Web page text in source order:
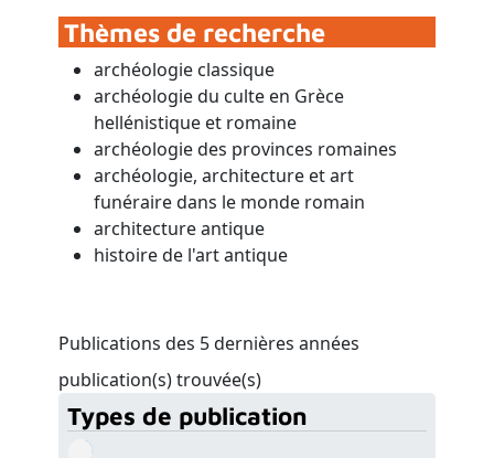
Thèmes de recherche
archéologie classique
archéologie du culte en Grèce
hellénistique et romaine
archéologie des provinces romaines
archéologie, architecture et art
funéraire dans le monde romain
architecture antique
histoire de l'art antique
Publications des 5 dernières années